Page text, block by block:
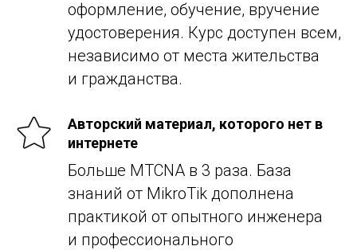
оформление, обучение, вручение
удостоверения. Курс доступен всем,
независимо от места жительства
и гражданства.
Авторский материал, которого нет в
интернете
Больше MTCNA в 3 раза. База
знаний от MikroTik дополнена
практикой от опытного инженера
и профессионального